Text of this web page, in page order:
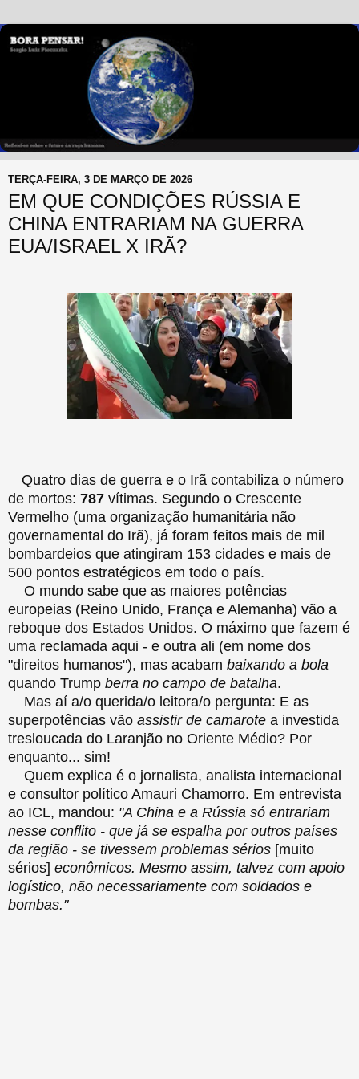
TERÇA-FEIRA, 3 DE MARÇO DE 2026
EM QUE CONDIÇÕES RÚSSIA E
CHINA ENTRARIAM NA GUERRA
EUA/ISRAEL X IRÃ?
Quatro dias de guerra e o Irã contabiliza o número
de mortos: 787 vítimas. Segundo o Crescente
Vermelho (uma organização humanitária não
governamental do Irã), já foram feitos mais de mil
bombardeios que atingiram 153 cidades e mais de
500 pontos estratégicos em todo o país.
O mundo sabe que as maiores potências
europeias (Reino Unido, França e Alemanha) vão a
reboque dos Estados Unidos. O máximo que fazem é
uma reclamada aqui - e outra ali (em nome dos
"direitos humanos"), mas acabam baixando a bola
quando Trump berra no campo de batalha.
Mas aí a/o querida/o leitora/o pergunta: E as
superpotências vão assistir de camarote a investida
tresloucada do Laranjão no Oriente Médio? Por
enquanto... sim!
Quem explica é o jornalista, analista internacional
e consultor político Amauri Chamorro. Em entrevista
ao ICL, mandou: "A China e a Rússia só entrariam
nesse conflito - que já se espalha por outros países
da região - se tivessem problemas sérios [muito
sérios] econômicos. Mesmo assim, talvez com apoio
logístico, não necessariamente com soldados e
bombas."